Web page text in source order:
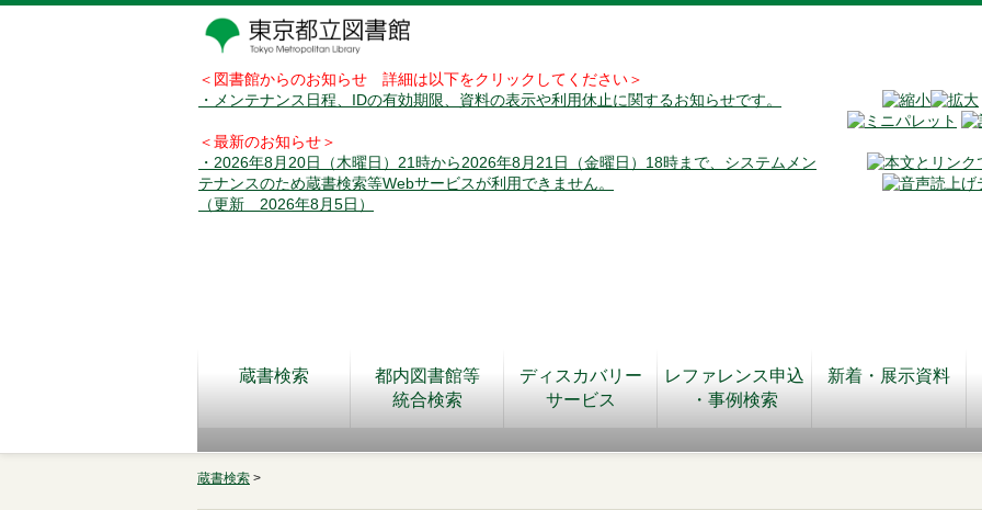
＜図書館からのお知らせ 詳細は以下をクリックしてください＞
・メンテナンス日程、IDの有効期限、資料の表示や利用休止に関するお知らせです。
＜最新のお知らせ＞
・2026年8月20日（木曜日）21時から2026年8月21日（金曜日）18時まで、システムメン
テナンスのため蔵書検索等Webサービスが利用できません。
（更新 2026年8月5日）
蔵書検索
都内図書館等
統合検索
ディスカバリー
サービス
レファレンス申込
・事例検索
新着・展示資料
蔵書検索 >